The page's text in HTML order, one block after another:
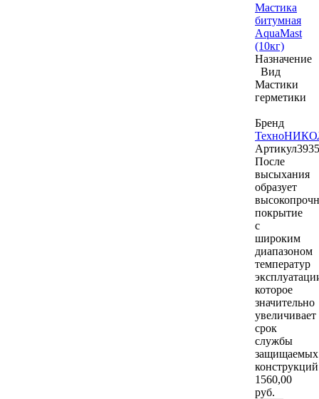
Мастика
битумная
AquaMast
(10кг)
Назначение
Вид
Мастики
герметики
Бренд
Артикул
После
высыхания
образует
покрытие
с
широким
диапазоном
температур
которое
значительно
увеличивает
срок
службы
защищаемых
конструкций
1560,00
руб.